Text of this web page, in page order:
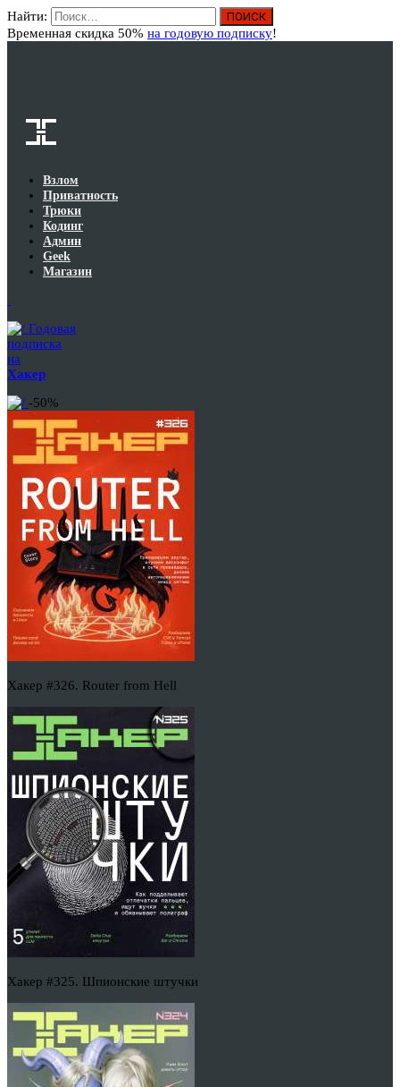
Найти:
Временная скидка 50% на годовую подписку!
Взлом
Приватность
Трюки
Кодинг
Админ
Geek
Магазин
Годовая
подписка
на
Хакер
-50%
Хакер #326. Router from Hell
Хакер #325. Шпионские штучки